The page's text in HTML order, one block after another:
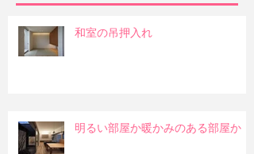
和室の吊押入れ
明るい部屋か暖かみのある部屋か